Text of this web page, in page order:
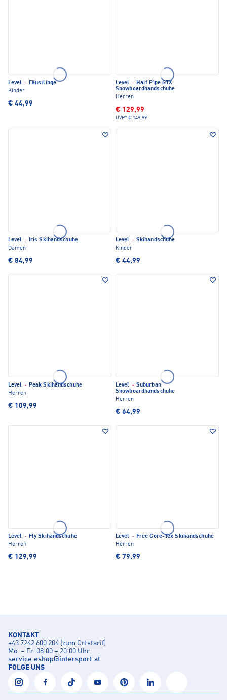
Level · Fäustlinge
Kinder
€ 44,99
Level · Half Pipe GTX
Snowboardhandschuhe
Herren
€ 129,99
UVP* € 149,99
Level · Iris Skihandschuhe
Damen
€ 84,99
Level · Skihandschuhe
Kinder
€ 44,99
Level · Peak Skihandschuhe
Herren
€ 109,99
Level · Suburban
Snowboardhandschuhe
Herren
€ 64,99
Level · Fly Skihandschuhe
Herren
€ 129,99
Level · Free Gore-Tex Skihandschuhe
Herren
€ 79,99
KONTAKT
+43 7242 600 204 (zum Ortstarif)
Mo. – Fr. 08:00 – 20:00 Uhr
service.eshop@intersport.at
FOLGE UNS